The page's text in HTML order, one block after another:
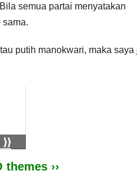
semua partai menyatakan
sama.
putih manokwari, maka saya
››